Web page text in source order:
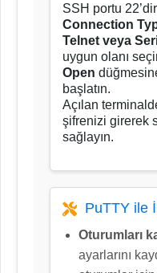
SSH portu
Connection
Telnet veya
uygun olanı
Open
başlatın.
Açılan
şifrenizi girerek
sağlayın.
PuTTY ile
Oturumları
ayarlarını